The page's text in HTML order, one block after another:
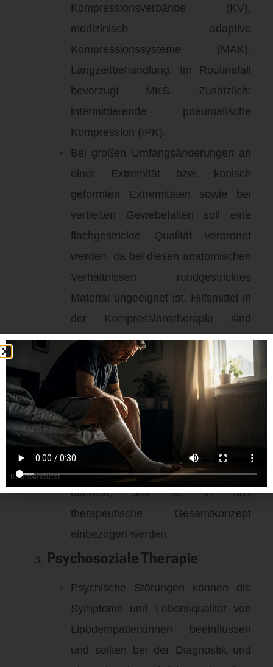
Kompressionsverbände (KV),
medizinisch adaptive
Kompressionssysteme (MAK).
Langzeitbehandlung: Im Routinefall
bevorzugt MKS. Zusätzlich:
intermittierende pneumatische
Kompression (IPK).
Bei großen Umfangsänderungen an
einer Extremität bzw. konisch
geformten Extremitäten sowie bei
vertieften Gewebefalten soll eine
flachgestrickte Qualität verordnet
werden, da bei diesen anatomischen
Verhältnissen rundgestricktes
Material ungeeignet ist. Hilfsmittel in
der Kompressionstherapie sind
verordnungs- und erstattungsfähig
sowie budgetneutral
Bewegung und körperliche
Aktivität
Da Bewegung in Kompression bzw.
ein Trainingsprogramm ein wichtiges
Element in der Schmerzreduktion
darstellt, soll sie in das
therapeutische Gesamtkonzept
einbezogen werden.
Psychosoziale Therapie
Psychische Störungen können die
Symptome und Lebensqualität von
Lipödempatientinnen beeinflussen
und sollten bei der Diagnostik und